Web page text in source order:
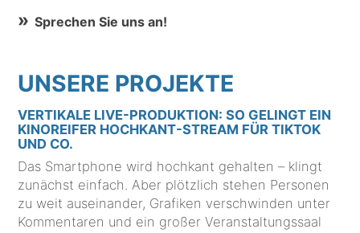
Sprechen Sie uns an!
UNSERE PROJEKTE
VERTIKALE LIVE-PRODUKTION: SO GELINGT EIN
KINOREIFER HOCHKANT-STREAM FÜR TIKTOK
UND CO.
Das Smartphone wird hochkant gehalten – klingt
zunächst einfach. Aber plötzlich stehen Personen
zu weit auseinander, Grafiken verschwinden unter
Kommentaren und ein großer Veranstaltungssaal